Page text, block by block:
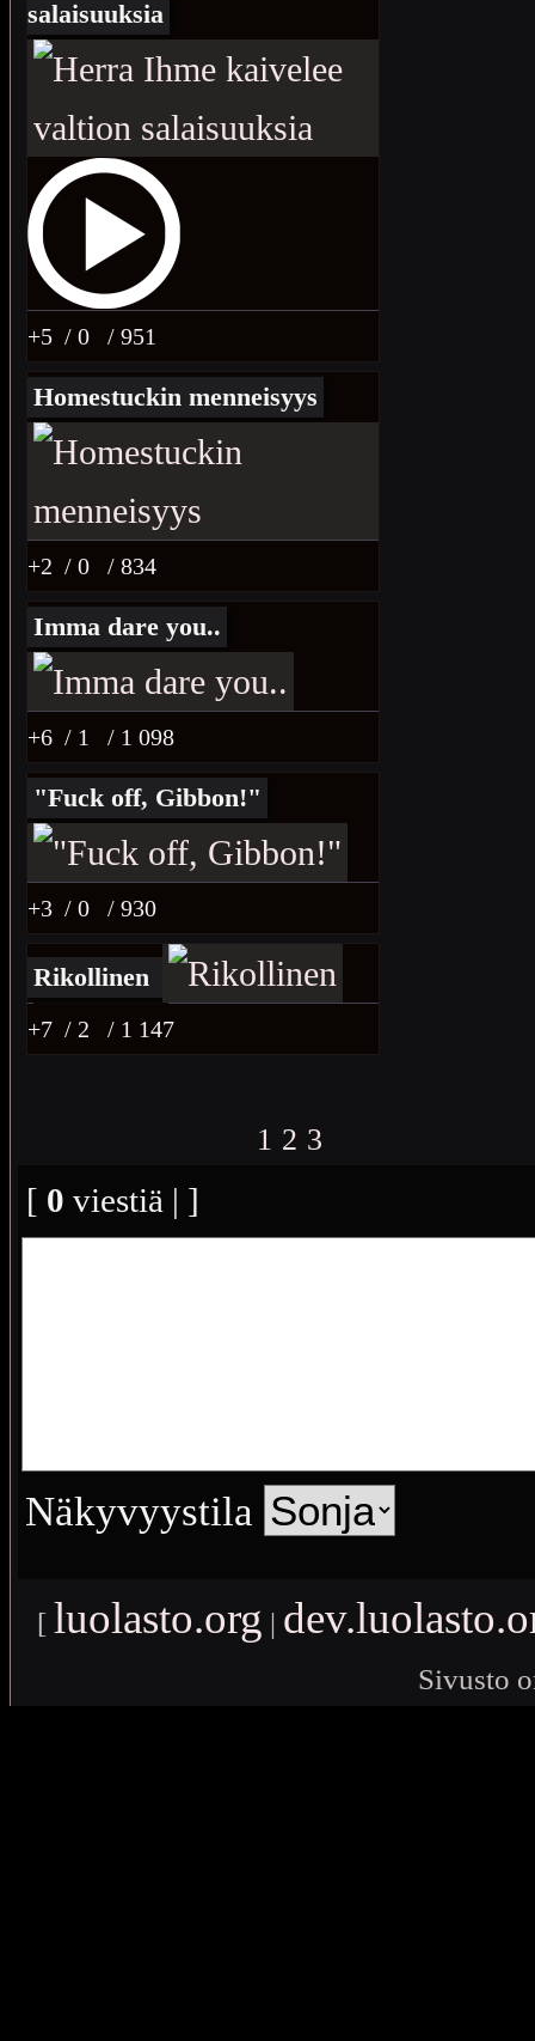
salaisuuksia
+5 / 0 / 951
Homestuckin menneisyys
+2 / 0 / 834
Imma dare you..
+6 / 1 / 1 098
"Fuck off, Gibbon!"
+3 / 0 / 930
Rikollinen
+7 / 2 / 1 147
1 2 3
[ 0 viestiä | ]
Näkyvyystila
[ luolasto.org |
Sivusto